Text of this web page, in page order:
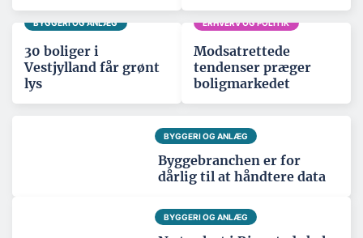
BYGGERI OG ANLÆG
30 boliger i
Vestjylland får grønt
lys
ERHVERV OG POLITIK
Modsatrettede
tendenser præger
boligmarkedet
BYGGERI OG ANLÆG
Byggebranchen er for
dårlig til at håndtere data
BYGGERI OG ANLÆG